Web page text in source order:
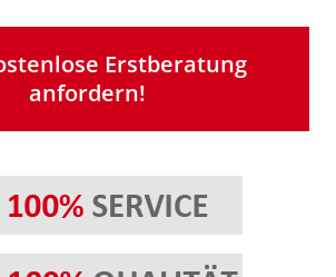
Erstberatung
anfordern!